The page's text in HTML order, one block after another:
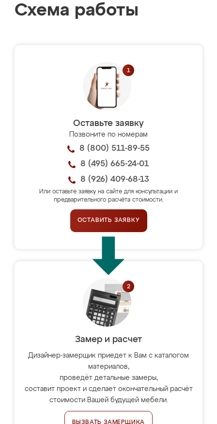
Схема работы
Оставьте заявку
Позвоните по номерам
8 (800) 511-89-55
8 (495) 665-24-01
8 (926) 409-68-13
Или оставьте заявку на сайте для консультации и
предварительного расчёта стоимости.
ОСТАВИТЬ ЗАЯВКУ
Замер и расчет
Дизайнер-замерщик приедет к Вам с каталогом
материалов,
проведёт детальные замеры,
составит проект и сделает окончательный расчёт
стоимости Вашей будущей мебели.
ВЫЗВАТЬ ЗАМЕРЩИКА